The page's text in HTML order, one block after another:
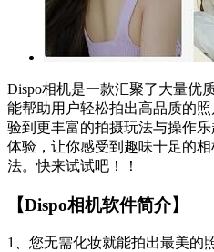
Dispo相机是一款汇聚了大量优
能帮助用户轻松拍出高品质的
验到更丰富的拍摄玩法与操作
体验，让你感受到趣味十足的
法。快来试试吧！！
【Dispo相机软件简介】
1、您无需化妆就能拍出最美的